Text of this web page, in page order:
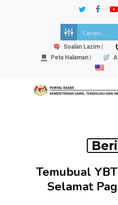
twitterfacebook
Soalan Lazim |
Peta Halaman |
Temubual
Selamat